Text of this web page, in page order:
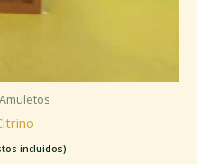
incluidos)